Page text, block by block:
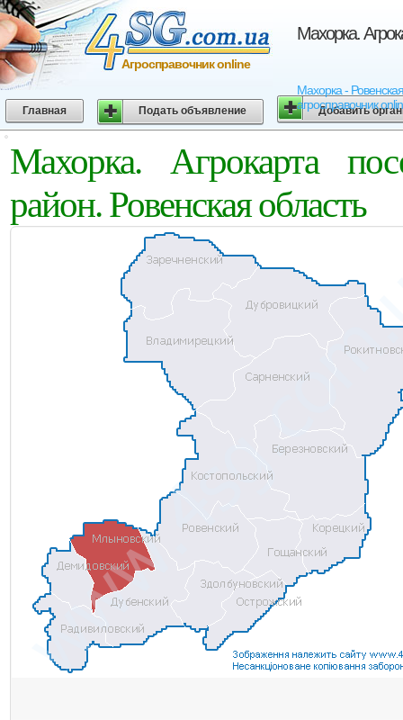
Махорка.
Махорка -
агросправочник
Агросправочник online
Главная Подать объявление Добавить
Махорка. Агрокарта
район. Ровенская область